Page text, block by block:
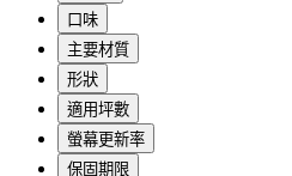
口味
主要材質
形狀
適用坪數
螢幕更新率
保固期限